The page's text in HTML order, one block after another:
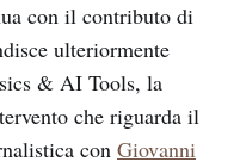
con il contributo di
ulteriormente
& AI Tools, la
che riguarda il
con Giovanni